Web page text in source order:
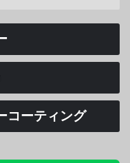
コーティング